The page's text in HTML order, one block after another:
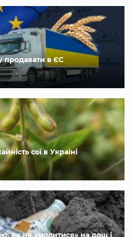
в ЄС
сої в Україні
як не «молитися» на дощ і